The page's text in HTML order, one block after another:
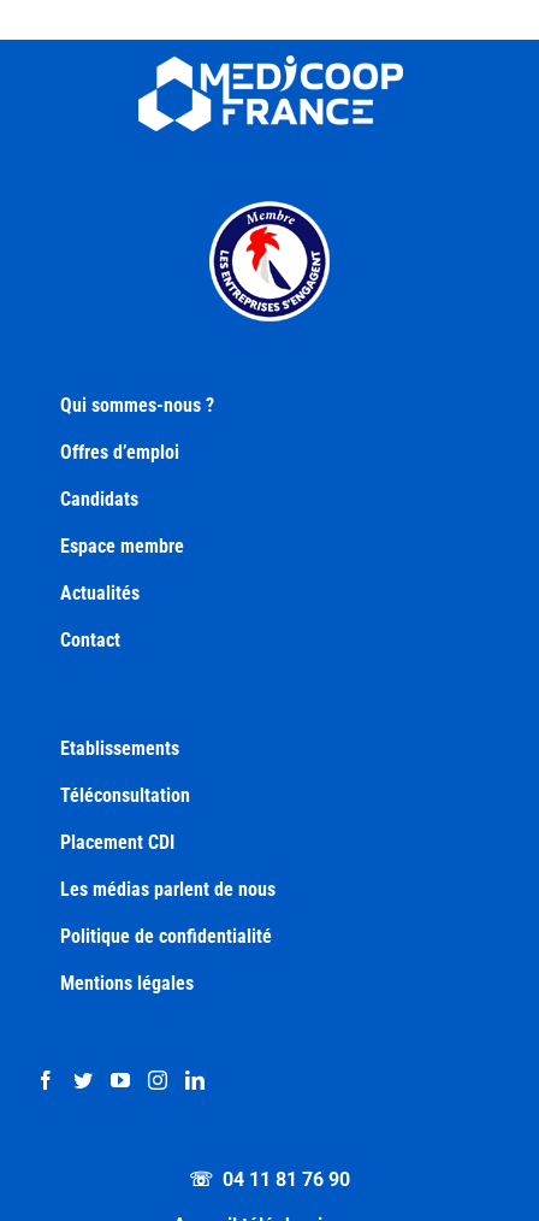
Qui sommes-nous ?
Offres d’emploi
Candidats
Espace membre
Actualités
Contact
Etablissements
Téléconsultation
Placement CDI
Les médias parlent de nous
Politique de confidentialité
Mentions légales
☏ 04 11 81 76 90